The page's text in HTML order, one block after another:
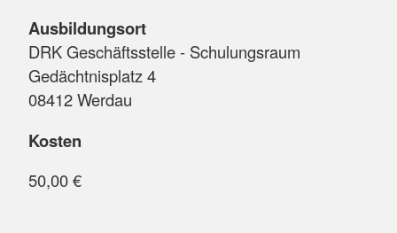
Ausbildungsort
DRK Geschäftsstelle - Schulungsraum
Gedächtnisplatz 4
08412 Werdau
Kosten
50,00 €